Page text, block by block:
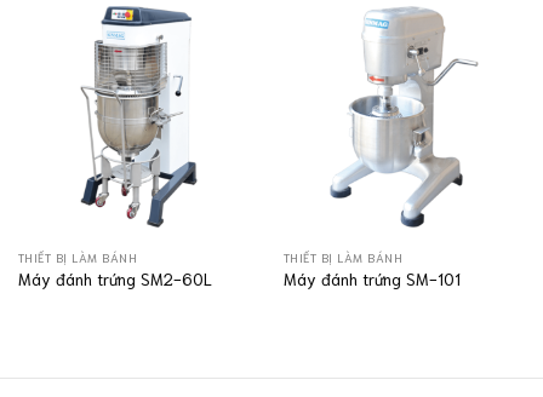
THIẾT BỊ LÀM BÁNH
Máy đánh trứng SM2-60L
THIẾT BỊ LÀM BÁNH
Máy đánh trứng SM-101